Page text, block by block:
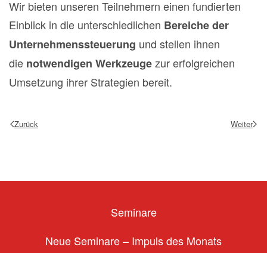
Wir bieten unseren Teilnehmern einen fundierten
Einblick in die unterschiedlichen Bereiche der
Unternehmenssteuerung und stellen ihnen
die notwendigen Werkzeugezur erfolgreichen
Umsetzung ihrer Strategien bereit.
Zurück Weiter
Seminare
Neue Seminare – Impuls des Monats